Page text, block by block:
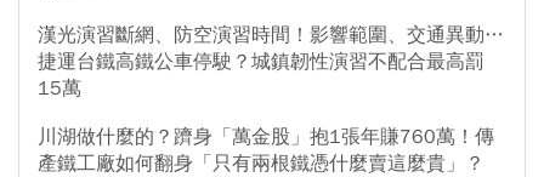
漢光演習斷網、防空演習時間！影響範圍、交通異動…
捷運台鐵高鐵公車停駛？城鎮韌性演習不配合最高罰
15萬
川湖做什麼的？躋身「萬金股」抱1張年賺760萬！傳
產鐵工廠如何翻身「只有兩根鐵憑什麼賣這麼貴」？